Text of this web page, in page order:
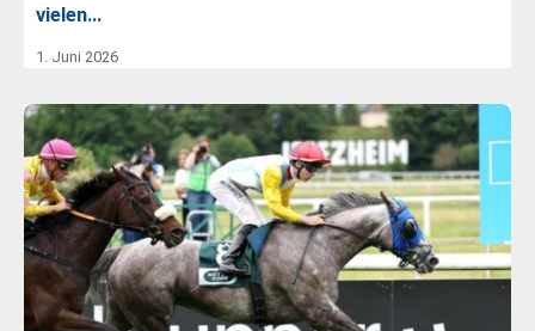
vielen…
1. Juni 2026